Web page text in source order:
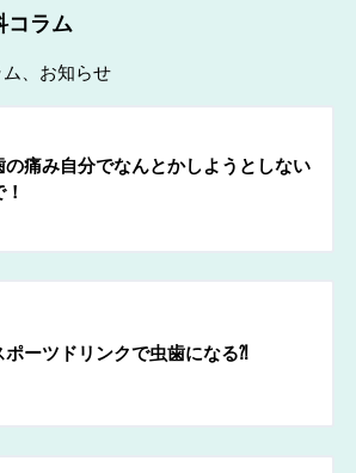
コラム
、お知らせ
の痛み自分でなんとかしようとしない
ポーツドリンクで虫歯になる⁈